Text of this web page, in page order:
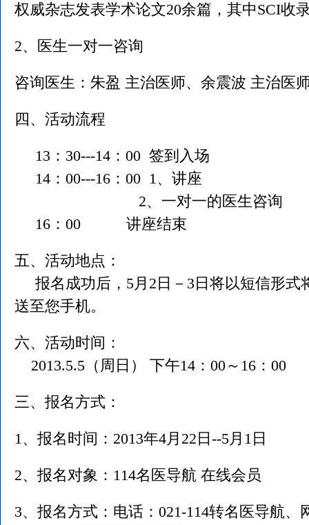
权威杂志发表学术论文20余篇，其中SCI收
2、医生一对一咨询
咨询医生：朱盈 主治医师、余震波 主治医
四、活动流程
13：30---14：00 签到入场
14：00---16：00 1、讲座
2、一对一的医生咨询
16：00 讲座结束
五、活动地点：
报名成功后，5月2日－3日将以短信形式
送至您手机。
六、活动时间：
2013.5.5（周日） 下午14：00～16：00
三、报名方式：
1、报名时间：2013年4月22日--5月1日
2、报名对象：114名医导航 在线会员
3、报名方式：电话：021-114转名医导航、